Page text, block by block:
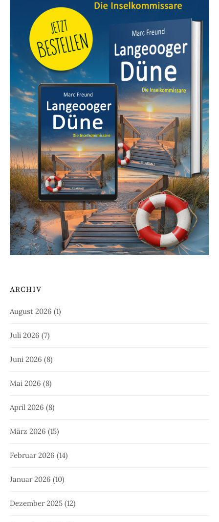
ARCHIV
August 2026 (1)
Juli 2026 (7)
Juni 2026 (8)
Mai 2026 (8)
April 2026 (8)
März 2026 (15)
Februar 2026 (14)
Januar 2026 (10)
Dezember 2025 (12)